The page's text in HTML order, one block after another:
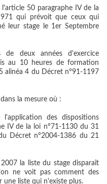
50 paragraphe IV de la
qui prévoit que ceux qui
leur stage le 1er Septembre
deux années d'exercice
au 10 heures de formation
alinéa 4 du Décret n°91-1197
la mesure où :
des dispositions
IV de la loi n°71-1130 du 31
Décret n°2004-1386 du 21
la liste du stage disparaît
ne voit pas comment des
une liste qui n'existe plus.